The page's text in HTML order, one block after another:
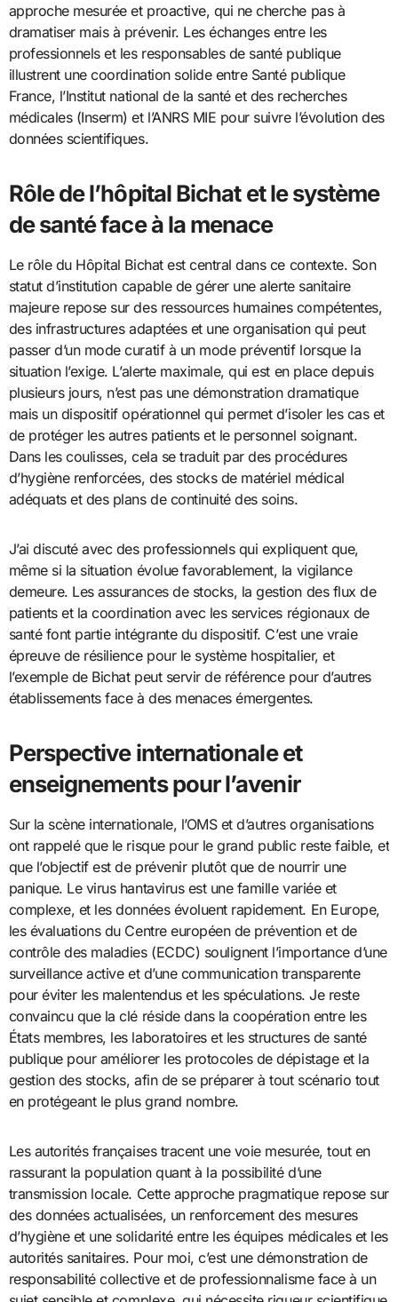
approche mesurée et proactive, qui ne cherche pas à
dramatiser mais à prévenir. Les échanges entre les
professionnels et les responsables de santé publique
illustrent une coordination solide entre Santé publique
France, l’Institut national de la santé et des recherches
médicales (Inserm) et l’ANRS MIE pour suivre l’évolution des
données scientifiques.
Rôle de l’hôpital Bichat et le système
de santé face à la menace
Le rôle du Hôpital Bichat est central dans ce contexte. Son
statut d’institution capable de gérer une alerte sanitaire
majeure repose sur des ressources humaines compétentes,
des infrastructures adaptées et une organisation qui peut
passer d’un mode curatif à un mode préventif lorsque la
situation l’exige. L’alerte maximale, qui est en place depuis
plusieurs jours, n’est pas une démonstration dramatique
mais un dispositif opérationnel qui permet d’isoler les cas et
de protéger les autres patients et le personnel soignant.
Dans les coulisses, cela se traduit par des procédures
d’hygiène renforcées, des stocks de matériel médical
adéquats et des plans de continuité des soins.
J’ai discuté avec des professionnels qui expliquent que,
même si la situation évolue favorablement, la vigilance
demeure. Les assurances de stocks, la gestion des flux de
patients et la coordination avec les services régionaux de
santé font partie intégrante du dispositif. C’est une vraie
épreuve de résilience pour le système hospitalier, et
l’exemple de Bichat peut servir de référence pour d’autres
établissements face à des menaces émergentes.
Perspective internationale et
enseignements pour l’avenir
Sur la scène internationale, l’OMS et d’autres organisations
ont rappelé que le risque pour le grand public reste faible, et
que l’objectif est de prévenir plutôt que de nourrir une
panique. Le virus hantavirus est une famille variée et
complexe, et les données évoluent rapidement. En Europe,
les évaluations du Centre européen de prévention et de
contrôle des maladies (ECDC) soulignent l’importance d’une
surveillance active et d’une communication transparente
pour éviter les malentendus et les spéculations. Je reste
convaincu que la clé réside dans la coopération entre les
États membres, les laboratoires et les structures de santé
publique pour améliorer les protocoles de dépistage et la
gestion des stocks, afin de se préparer à tout scénario tout
en protégeant le plus grand nombre.
Les autorités françaises tracent une voie mesurée, tout en
rassurant la population quant à la possibilité d’une
transmission locale. Cette approche pragmatique repose sur
des données actualisées, un renforcement des mesures
d’hygiène et une solidarité entre les équipes médicales et les
autorités sanitaires. Pour moi, c’est une démonstration de
responsabilité collective et de professionnalisme face à un